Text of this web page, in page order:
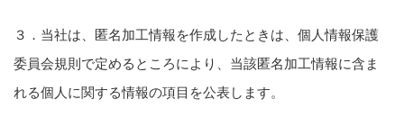
３．当社は、匿名加工情報を作成したときは、個人情報保護
委員会規則で定めるところにより、当該匿名加工情報に含ま
れる個人に関する情報の項目を公表します。